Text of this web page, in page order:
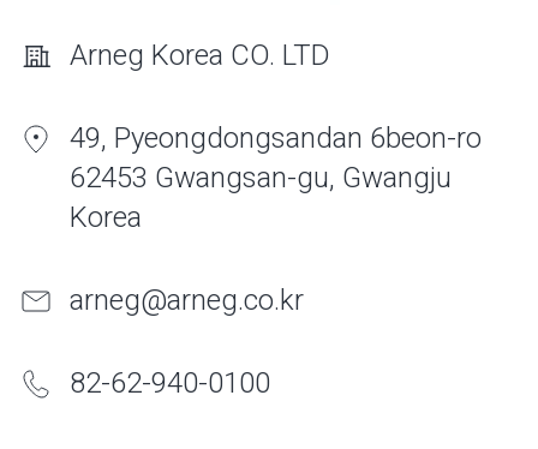
Arneg Korea CO. LTD
49, Pyeongdongsandan 6beon-ro
62453 Gwangsan-gu, Gwangju
Korea
arneg@arneg.co.kr
82-62-940-0100